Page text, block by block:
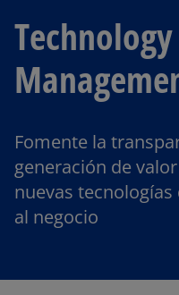
Fomente la
generación de
nuevas
al negocio